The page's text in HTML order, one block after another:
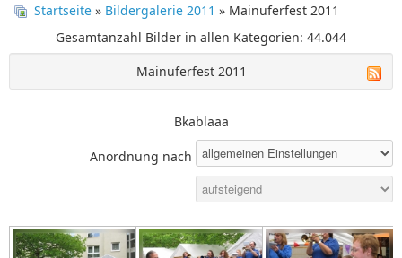
Startseite » Bildergalerie 2011 » Mainuferfest 2011
Gesamtanzahl Bilder in allen Kategorien: 44.044
Mainuferfest 2011
Bkablaaa
Anordnung nach